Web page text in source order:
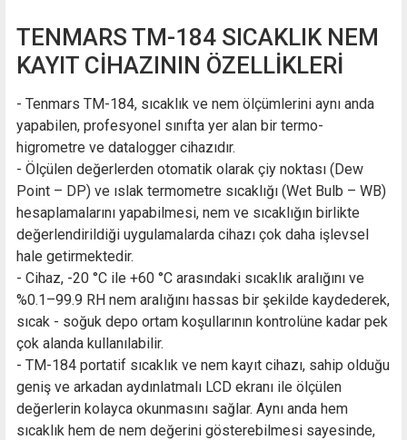
TENMARS TM-184 SICAKLIK NEM
KAYIT CİHAZININ ÖZELLİKLERİ
- Tenmars TM-184, sıcaklık ve nem ölçümlerini aynı anda
yapabilen, profesyonel sınıfta yer alan bir termo-
higrometre ve datalogger cihazıdır.
- Ölçülen değerlerden otomatik olarak çiy noktası (Dew
Point – DP) ve ıslak termometre sıcaklığı (Wet Bulb – WB)
hesaplamalarını yapabilmesi, nem ve sıcaklığın birlikte
değerlendirildiği uygulamalarda cihazı çok daha işlevsel
hale getirmektedir.
- Cihaz, -20 °C ile +60 °C arasındaki sıcaklık aralığını ve
%0.1–99.9 RH nem aralığını hassas bir şekilde kaydederek,
sıcak - soğuk depo ortam koşullarının kontrolüne kadar pek
çok alanda kullanılabilir.
- TM-184 portatif sıcaklık ve nem kayıt cihazı, sahip olduğu
geniş ve arkadan aydınlatmalı LCD ekranı ile ölçülen
değerlerin kolayca okunmasını sağlar. Aynı anda hem
sıcaklık hem de nem değerini gösterebilmesi sayesinde,